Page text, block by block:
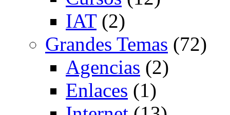
IAT(2)
Grandes Temas (72)
Agencias (2)
Enlaces (1)